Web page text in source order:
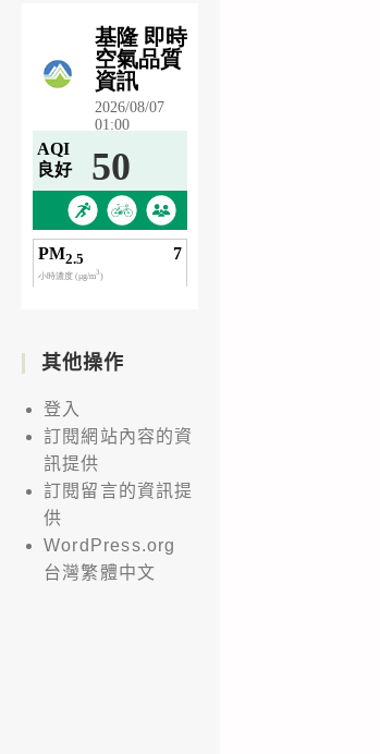
其他操作
登入
訂閱網站內容的資
訊提供
訂閱留言的資訊提
供
WordPress.org
台灣繁體中文